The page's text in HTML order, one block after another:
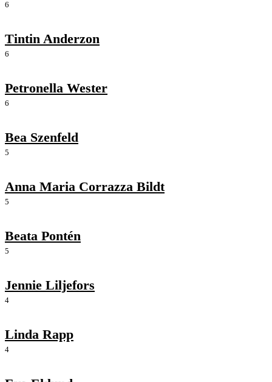
6
Tintin Anderzon
6
Petronella Wester
6
Bea Szenfeld
5
Anna Maria Corrazza Bildt
5
Beata Pontén
5
Jennie Liljefors
4
Linda Rapp
4